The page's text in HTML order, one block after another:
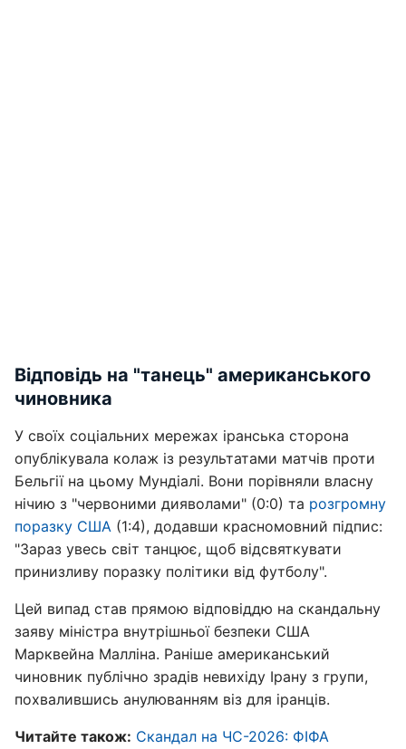
Відповідь на "танець" американського
чиновника
У своїх соціальних мережах іранська сторона
опублікувала колаж із результатами матчів проти
Бельгії на цьому Мундіалі. Вони порівняли власну
нічию з "червоними дияволами" (0:0) та розгромну
поразку США (1:4), додавши красномовний підпис:
"Зараз увесь світ танцює, щоб відсвяткувати
принизливу поразку політики від футболу".
Цей випад став прямою відповіддю на скандальну
заяву міністра внутрішньої безпеки США
Марквейна Малліна. Раніше американський
чиновник публічно зрадів невихіду Ірану з групи,
похвалившись анулюванням віз для іранців.
Читайте також: Скандал на ЧС-2026: ФІФА